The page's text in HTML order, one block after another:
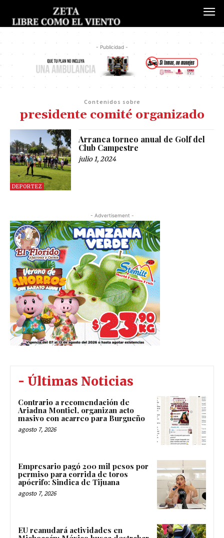
- Publicidad -
Contenidos sobre
presidente comité organizado
DEPORTEZ
Arranca torneo anual de Golf del
Club Campestre
julio 1, 2024
- Advertisement -
- Últimas Noticias
Contrario a recomendación de
Ariadna Montiel, organizan acto
masivo con acarreo para Burgueño
agosto 7, 2026
Empresario pagó 200 mil pesos por
permiso para corrida de toros
apócrifo: Sindica de Tijuana
agosto 7, 2026
EU reanudará actividades en